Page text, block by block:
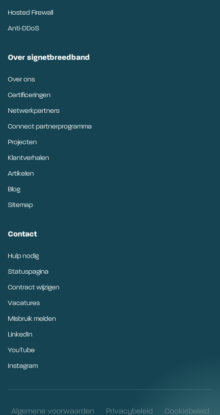
Hosted Firewall
Anti-DDoS
Over signetbreedband
Over ons
Certificeringen
Netwerkpartners
Connect partnerprogramma
Projecten
Klantverhalen
Artikelen
Blog
Sitemap
Contact
Hulp nodig
Statuspagina
Contract wijzigen
Vacatures
Misbruik melden
LinkedIn
YouTube
Instagram
Algemene voorwaarden Privacybeleid Cookiebeleid